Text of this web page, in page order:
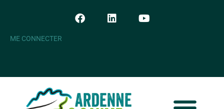
ME CONNECTER